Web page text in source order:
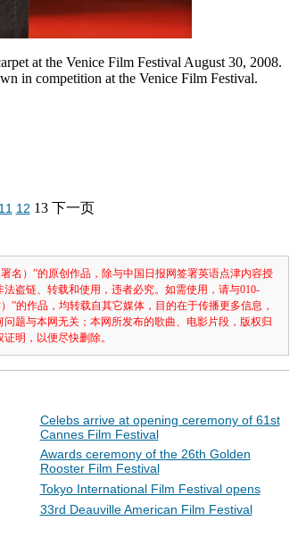
at the Venice Film Festival August 30, 2008.
in competition at the Venice Film Festival.
11 12 13 下一页
名）”的原创作品，除与中国日报网签署英语点津内容授
盗链、转载和使用，违者必究。如需使用，请与010-
”的作品，均转载自其它媒体，目的在于传播更多信息，
题与本网无关；本网所发布的歌曲、电影片段，版权归
明，以便尽快删除。
Celebs arrive at opening ceremony of 61st
Cannes Film Festival
Awards ceremony of the 26th Golden
Rooster Film Festival
Tokyo International Film Festival opens
33rd Deauville American Film Festival